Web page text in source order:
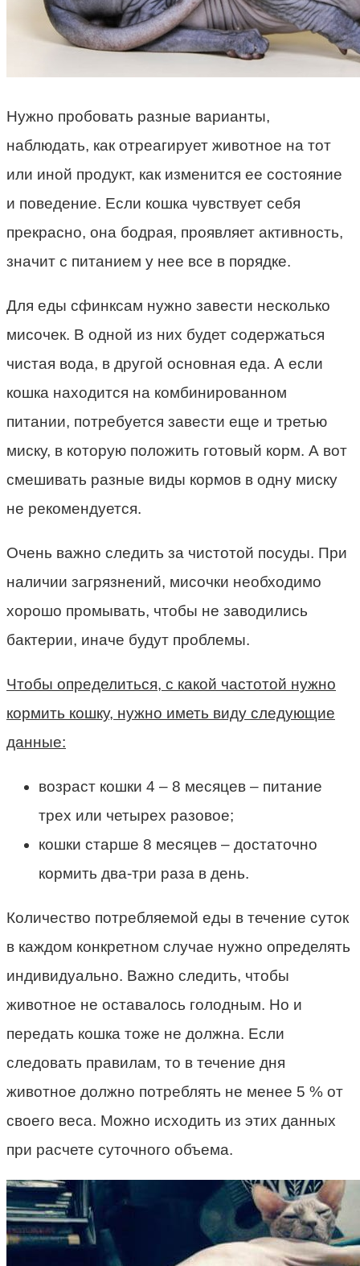
Нужно пробовать разные варианты,
наблюдать, как отреагирует животное на тот
или иной продукт, как изменится ее состояние
и поведение. Если кошка чувствует себя
прекрасно, она бодрая, проявляет активность,
значит с питанием у нее все в порядке.
Для еды сфинксам нужно завести несколько
мисочек. В одной из них будет содержаться
чистая вода, в другой основная еда. А если
кошка находится на комбинированном
питании, потребуется завести еще и третью
миску, в которую положить готовый корм. А вот
смешивать разные виды кормов в одну миску
не рекомендуется.
Очень важно следить за чистотой посуды. При
наличии загрязнений, мисочки необходимо
хорошо промывать, чтобы не заводились
бактерии, иначе будут проблемы.
Чтобы определиться, с какой частотой нужно
кормить кошку, нужно иметь виду следующие
данные:
возраст кошки 4 – 8 месяцев – питание
трех или четырех разовое;
кошки старше 8 месяцев – достаточно
кормить два-три раза в день.
Количество потребляемой еды в течение суток
в каждом конкретном случае нужно определять
индивидуально. Важно следить, чтобы
животное не оставалось голодным. Но и
передать кошка тоже не должна. Если
следовать правилам, то в течение дня
животное должно потреблять не менее 5 % от
своего веса. Можно исходить из этих данных
при расчете суточного объема.